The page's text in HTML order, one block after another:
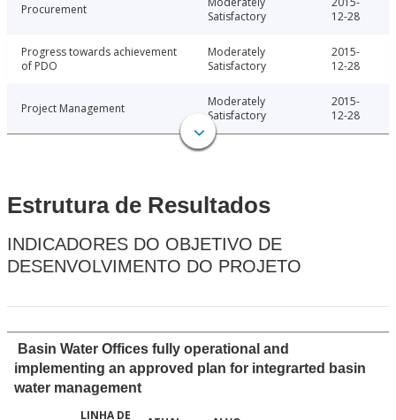
Procurement
Satisfactory
12-28
Progress towards achievement
of PDO
Moderately
Satisfactory
2015-
12-28
Project Management
Moderately
Satisfactory
2015-
12-28
Estrutura de Resultados
INDICADORES DO OBJETIVO DE
DESENVOLVIMENTO DO PROJETO
Basin Water Offices fully operational and
implementing an approved plan for integrarted basin
water management